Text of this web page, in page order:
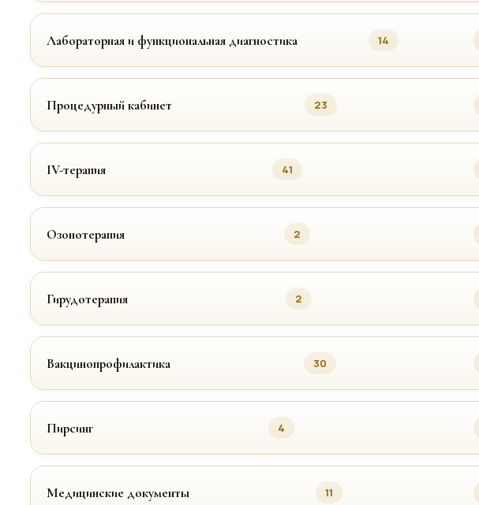
Лабораторная и функциональная диагностика 14
Процедурный кабинет 23
IV-терапия 41
Озонотерапия 2
Гирудотерапия 2
Вакцинопрофилактика 30
Пирсинг 4
Медицинские документы 11